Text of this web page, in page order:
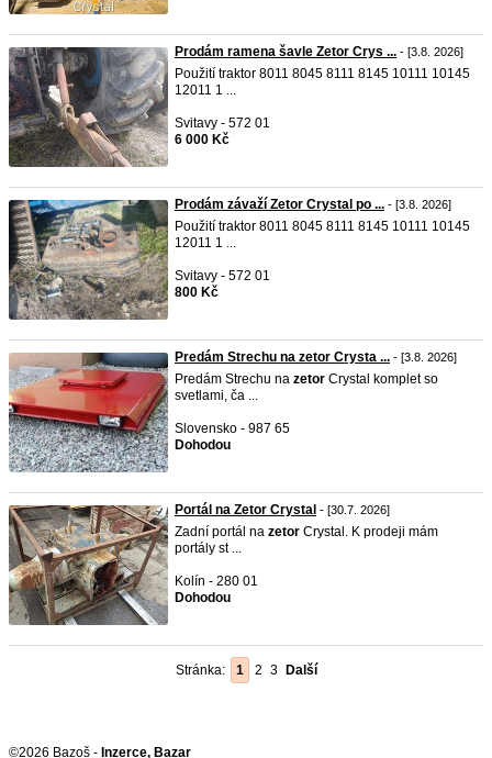
Prodám ramena šavle Zetor Crys ... - [3.8. 2026]
Použití traktor 8011 8045 8111 8145 10111 10145
12011 1 ...
Svitavy - 572 01
6 000 Kč
Prodám závaží Zetor Crystal po ... - [3.8. 2026]
Použití traktor 8011 8045 8111 8145 10111 10145
12011 1 ...
Svitavy - 572 01
800 Kč
Predám Strechu na zetor Crysta ... - [3.8. 2026]
Predám Strechu na zetor Crystal komplet so
svetlami, ča ...
Slovensko - 987 65
Dohodou
Portál na Zetor Crystal - [30.7. 2026]
Zadní portál na zetor Crystal. K prodeji mám
portály st ...
Kolín - 280 01
Dohodou
Stránka: 1 2 3 Další
©2026 Bazoš - Inzerce, Bazar